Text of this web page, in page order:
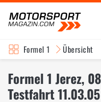
Formel 1 Übersicht
Formel 1 Jerez,
Testfahrt